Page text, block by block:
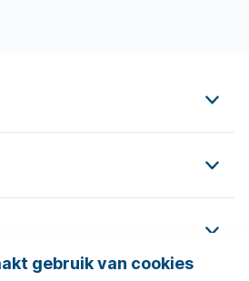
gebruik van cookies